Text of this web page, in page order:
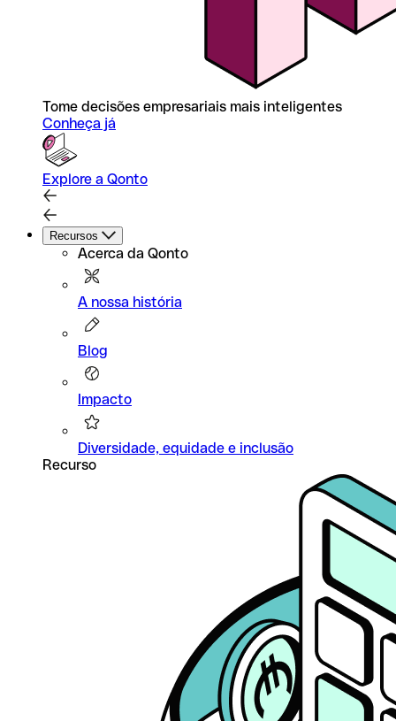
Tome decisões empresariais mais inteligentes
Conheça já
Explore a Qonto
Recursos
Acerca da Qonto
A nossa história
Blog
Impacto
Diversidade, equidade e inclusão
Recurso